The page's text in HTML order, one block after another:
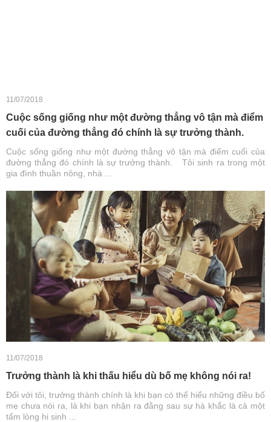
11/07/2018
Cuộc sống giống như một đường thẳng vô tận mà điểm
cuối của đường thẳng đó chính là sự trưởng thành.
Cuộc sống giống như một đường thẳng vô tận mà điểm cuối của
đường thẳng đó chính là sự trưởng thành. Tôi sinh ra trong một
gia đình thuần nông, nhà ...
11/07/2018
Trưởng thành là khi thấu hiểu dù bố mẹ không nói ra!
Đối với tôi, trưởng thành chính là khi bạn có thể hiểu những điều bố
mẹ chưa nói ra, là khi bạn nhận ra đằng sau sự hà khắc là cả một
tấm lòng hi sinh ...